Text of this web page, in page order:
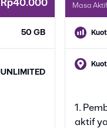
Rp40.000
50 GB
UNLIMITED
Masa
1.
aktif